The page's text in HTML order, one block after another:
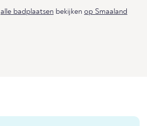
alle badplaatsen bekijken op Smaaland